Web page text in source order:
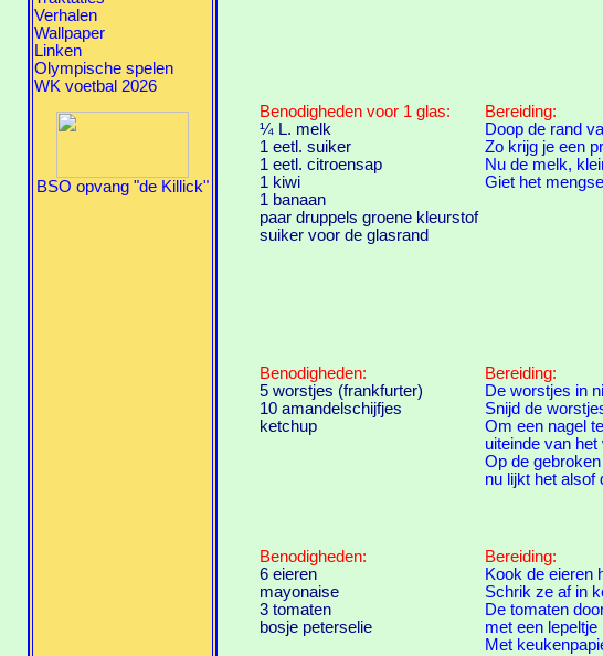
Verhalen
Wallpaper
Linken
Olympische spelen
WK voetbal 2026
BSO opvang "de Killick"
Benodigheden voor 1 glas:
¼ L. melk
1 eetl. suiker
1 eetl. citroensap
1 kiwi
1 banaan
paar druppels groene kleurstof
suiker voor de glasrand
Bereiding:
Doop de rand
Zo krijg je een
Nu de melk,
Giet het
Benodigheden:
5 worstjes (frankfurter)
10 amandelschijfjes
ketchup
Bereiding:
De worstjes in
Snijd de
Om een nagel
uiteinde van
Op de
nu lijkt het alsof
Benodigheden:
6 eieren
mayonaise
3 tomaten
bosje peterselie
Bereiding:
Kook de eieren
Schrik ze af in
De tomaten
met een
Met